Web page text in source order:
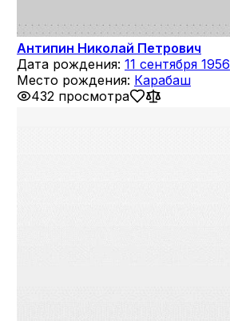
Антипин Николай Петрович
Дата рождения: 11 сентября 1956
Место рождения: Карабаш
432 просмотра